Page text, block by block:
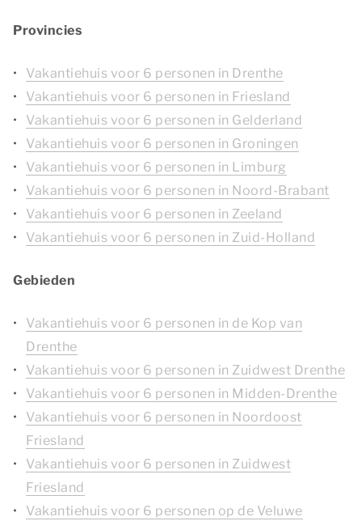
Provincies
Vakantiehuis voor 6 personen in Drenthe
Vakantiehuis voor 6 personen in Friesland
Vakantiehuis voor 6 personen in Gelderland
Vakantiehuis voor 6 personen in Groningen
Vakantiehuis voor 6 personen in Limburg
Vakantiehuis voor 6 personen in Noord-Brabant
Vakantiehuis voor 6 personen in Zeeland
Vakantiehuis voor 6 personen in Zuid-Holland
Gebieden
Vakantiehuis voor 6 personen in de Kop van
Drenthe
Vakantiehuis voor 6 personen in Zuidwest Drenthe
Vakantiehuis voor 6 personen in Midden-Drenthe
Vakantiehuis voor 6 personen in Noordoost
Friesland
Vakantiehuis voor 6 personen in Zuidwest
Friesland
Vakantiehuis voor 6 personen op de Veluwe